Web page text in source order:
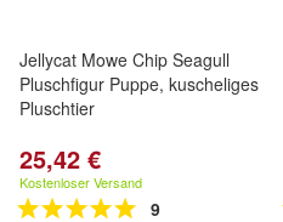
Jellycat Mowe Chip Seagull
Pluschfigur Puppe, kuscheliges
Pluschtier
25,42 €
Kostenloser Versand
9